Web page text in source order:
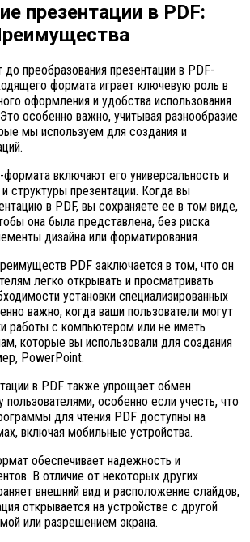
презентации в PDF:
преобразования презентации в PDF-
формата играет ключевую роль в
оформления и удобства использования
особенно важно, учитывая разнообразие
мы используем для создания и
включают его универсальность и
структуры презентации. Когда вы
в PDF, вы сохраняете ее в том виде,
она была представлена, без риска
дизайна или форматирования.
PDF заключается в том, что он
легко открывать и просматривать
установки специализированных
важно, когда ваши пользователи могут
работы с компьютером или не иметь
которые вы использовали для создания
PowerPoint.
в PDF также упрощает обмен
особенно если учесть, что
для чтения PDF доступны на
включая мобильные устройства.
обеспечивает надежность и
В отличие от некоторых других
внешний вид и расположение слайдов,
открывается на устройстве с другой
или разрешением экрана.